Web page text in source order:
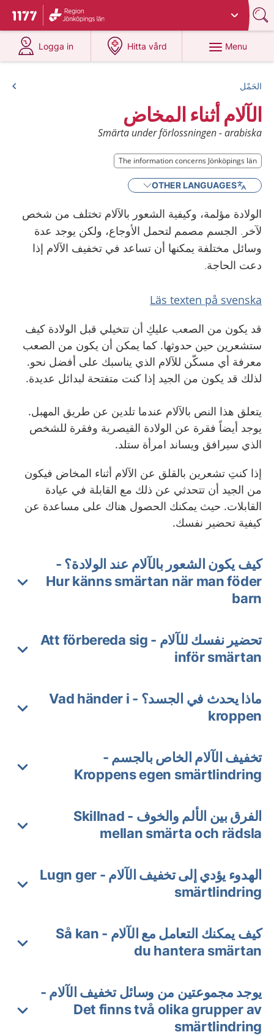
To start page for 1177
Du har valt region
Logga in
at 1177.se
Hitta vård
at 1177.se
Menu
الحَمْل
الآلام أثناء المخاض
Smärta under förlossningen - arabiska
The information concerns Jönköpings län
OTHER LANGUAGES
الولادة مؤلمة، وكيفية الشعور بالآلام تختلف من شخص
لآخر. الجسم مصمم لتحمل الأوجاع، ولكن يوجد عدة
وسائل مختلفة يمكنها أن تساعد في تخفيف الآلام إذا
دعت الحاجة.
Läs texten på svenska
قد يكون من الصعب عليكِ أن تتخيلي قبل الولادة كيف
ستشعرين حين حدوثها. كما يمكن أن يكون من الصعب
معرفة أي مسكّن للآلام الذي يناسبك على أفضل نحو.
لذلك قد يكون من الجيد إذا كنت متفتحة لبدائل عديدة.
يتعلق هذا النص بالآلام عندما تلدين عن طريق المهبل.
يوجد أيضاً فقرة عن الولادة القيصرية وفقرة للشخص
الذي سيرافق ويساند امرأة ستلد.
إذا كنتِ تشعرين بالقلق عن الآلام أثناء المخاض فيكون
من الجيد أن تتحدثي عن ذلك مع القابلة في عيادة
القابلات. حيث يمكنك الحصول هناك على مساعدة عن
كيفية تحضير نفسك.
كيف يكون الشعور بالآلام عند الولادة؟ -
Hur känns smärtan när man föder
barn
تحضير نفسك للآلام - Att förbereda sig
inför smärtan
ماذا يحدث في الجسد؟ - Vad händer i
kroppen
تخفيف الآلام الخاص بالجسم -
Kroppens egen smärtlindring
الفرق بين الألم والخوف - Skillnad
mellan smärta och rädsla
الهدوء يؤدي إلى تخفيف الآلام - Lugn ger
smärtlindring
كيف يمكنك التعامل مع الآلام - Så kan
du hantera smärtan
يوجد مجموعتين من وسائل تخفيف الآلام -
Det finns två olika grupper av
smärtlindring